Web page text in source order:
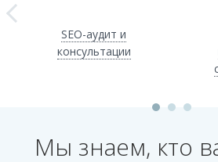
SEO-аудит и
консультации
Мы знаем, кто